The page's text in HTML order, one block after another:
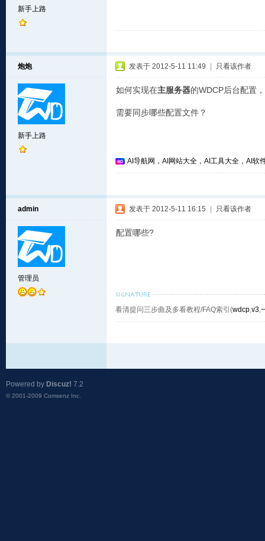
新手上路
炮炮
新手上路
发表于 2012-5-11 11:49 只看该作者
如何实现在主服务器的WDCP后台配置
需要同步哪些配置文件？
AI导航网，AI网站大全，AI工具大全，AI软
admin
管理员
发表于 2012-5-11 16:15 只看该作者
配置哪些?
看清提问三步曲及多看教程/FAQ索引(wdcp,v3,
Powered by Discuz! 7.2
© 2001-2009 Comsenz Inc.